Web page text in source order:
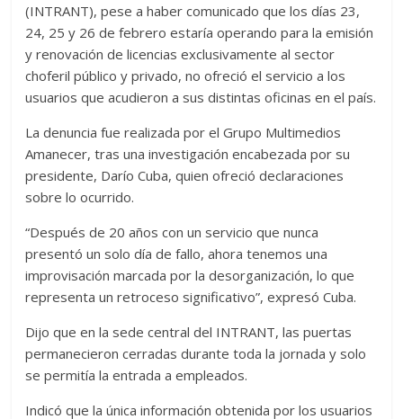
(INTRANT), pese a haber comunicado que los días 23,
24, 25 y 26 de febrero estaría operando para la emisión
y renovación de licencias exclusivamente al sector
choferil público y privado, no ofreció el servicio a los
usuarios que acudieron a sus distintas oficinas en el país.
La denuncia fue realizada por el Grupo Multimedios
Amanecer, tras una investigación encabezada por su
presidente, Darío Cuba, quien ofreció declaraciones
sobre lo ocurrido.
“Después de 20 años con un servicio que nunca
presentó un solo día de fallo, ahora tenemos una
improvisación marcada por la desorganización, lo que
representa un retroceso significativo”, expresó Cuba.
Dijo que en la sede central del INTRANT, las puertas
permanecieron cerradas durante toda la jornada y solo
se permitía la entrada a empleados.
Indicó que la única información obtenida por los usuarios